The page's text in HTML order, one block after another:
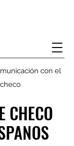
con el
CHECO